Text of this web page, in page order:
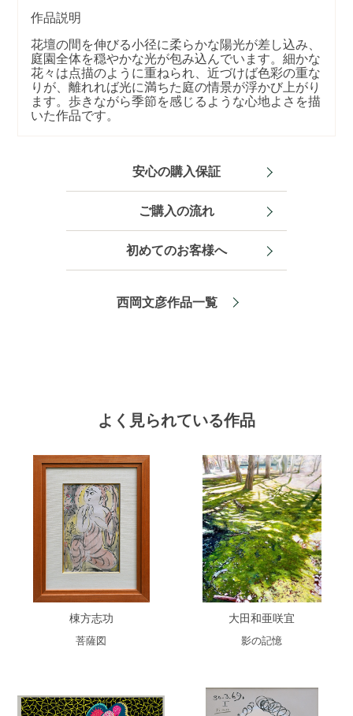
作品説明
花壇の間を伸びる小径に柔らかな陽光が差し込み、
庭園全体を穏やかな光が包み込んでいます。細かな
花々は点描のように重ねられ、近づけば色彩の重な
りが、離れれば光に満ちた庭の情景が浮かび上がり
ます。歩きながら季節を感じるような心地よさを描
いた作品です。
安心の購入保証
ご購入の流れ
初めてのお客様へ
西岡文彦作品一覧
よく見られている作品
棟方志功
菩薩図
大田和亜咲宜
影の記憶